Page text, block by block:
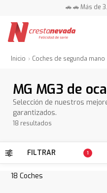
📍 Centros
Inicio Coches de segunda mano
MG MG3 de
Selección de nuestros
garantizados.
18 resultados
FILTRAR 1
18 Coches